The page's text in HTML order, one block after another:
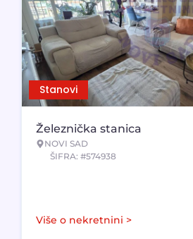
Stanovi
Železnička stanica
NOVI SAD
ŠIFRA: #574938
Više o nekretnini >